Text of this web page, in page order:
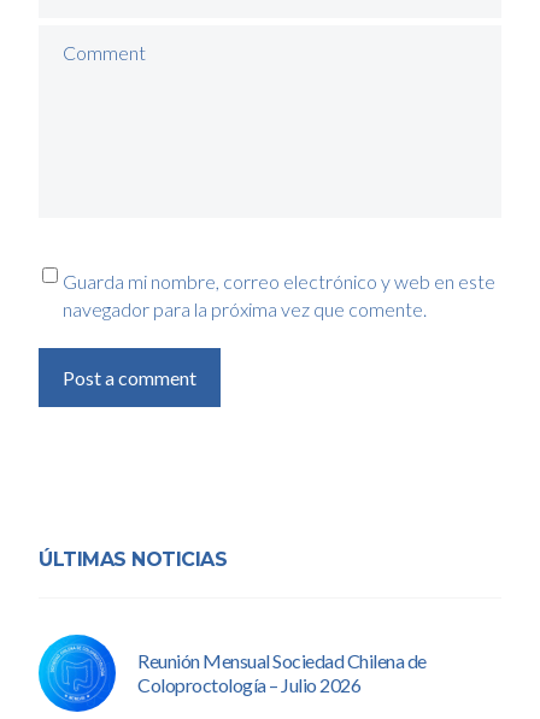
Comment
Guarda mi nombre, correo electrónico y web en este
navegador para la próxima vez que comente.
Post a comment
ÚLTIMAS NOTICIAS
Reunión Mensual Sociedad Chilena de
Coloproctología – Julio 2026